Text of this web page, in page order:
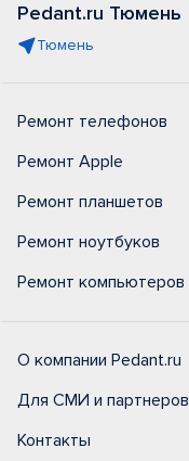
Pedant.ru Тюмень
Тюмень
Ремонт телефонов
Ремонт Apple
Ремонт планшетов
Ремонт ноутбуков
Ремонт компьютеров
О компании Pedant.ru
Для СМИ и партнеров
Контакты